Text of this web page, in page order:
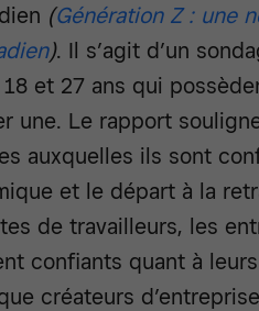
(Génération Z : une
). Il s’agit d’un
et 27 ans qui
une. Le rapport
auxquelles ils sont
et le départ à la
de travailleurs, les
confiants quant à
créateurs